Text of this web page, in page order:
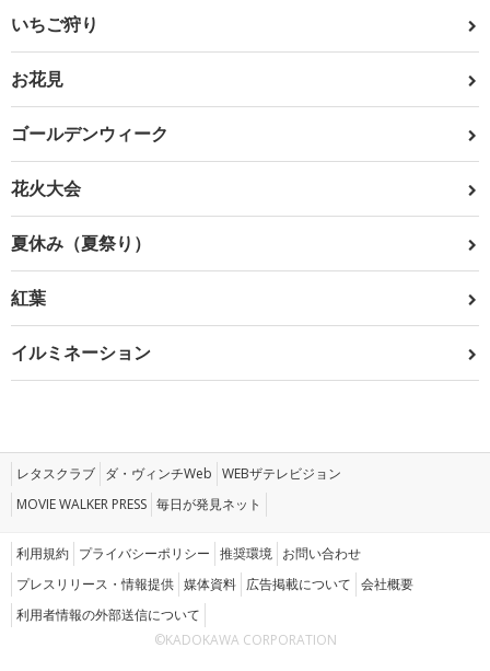
いちご狩り
お花見
ゴールデンウィーク
花火大会
夏休み（夏祭り）
紅葉
イルミネーション
レタスクラブ ダ・ヴィンチWeb WEBザテレビジョン
MOVIE WALKER PRESS 毎日が発見ネット
利用規約 プライバシーポリシー 推奨環境 お問い合わせ
プレスリリース・情報提供 媒体資料 広告掲載について 会社概要
利用者情報の外部送信について
©KADOKAWA CORPORATION